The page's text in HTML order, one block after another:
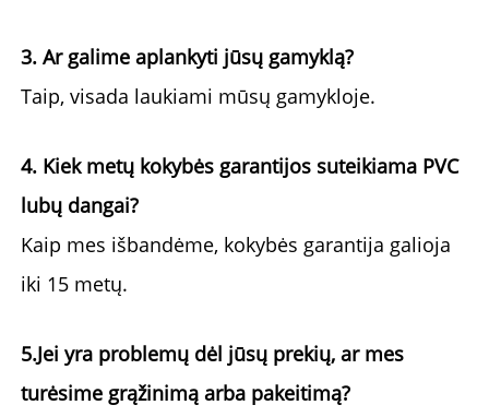
3. Ar galime aplankyti jūsų gamyklą?
Taip, visada laukiami mūsų gamykloje.
4. Kiek metų kokybės garantijos suteikiama PVC
lubų dangai?
Kaip mes išbandėme, kokybės garantija galioja
iki 15 metų.
5.Jei yra problemų dėl jūsų prekių, ar mes
turėsime grąžinimą arba pakeitimą?